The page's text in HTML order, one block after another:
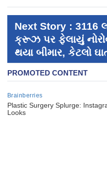
Next Story : 3116
ક્રૂઝ પર ફેલાયું
થયા બીમાર, કેટલો